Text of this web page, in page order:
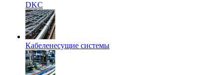
DKC
Кабеленесущие системы